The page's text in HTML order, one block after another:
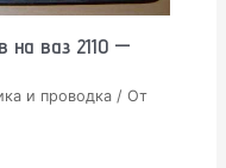
на ваз 2110 —
и проводка / От